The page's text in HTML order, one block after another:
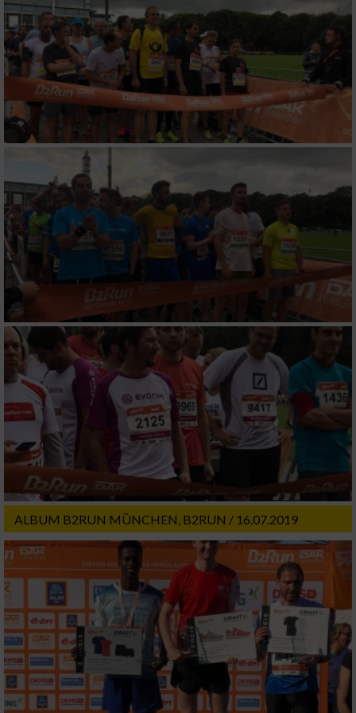
ALBUM B2RUN MÜNCHEN, B2RUN / 16.07.2019
Erstellung von Profilen für personalisierte
Werbung
Verwendung von Profilen zur Auswahl
personalisierter Werbung
Erstellung von Profilen zur Personalisierung
von Inhalten
Verwendung von Profilen zur Auswahl
personalisierter Inhalte
Messung der Werbeleistung
Messung der Performance von Inhalten
Analyse von Zielgruppen durch Statistiken
oder Kombinationen von Daten aus
verschiedenen Quellen
Entwicklung und Verbesserung der Angebote
Verwendung reduzierter Daten zur Auswahl
von Inhalten
IAB-Besonderheiten:
Verwendung genauer Standortdaten
Geräte anhand von aktiv angeforderten
Informationen identifizieren
Nicht-IAB-Verarbeitungszwecke:
Notwendig
Performance